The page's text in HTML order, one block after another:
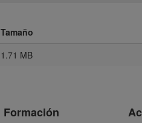
Tamaño
1.71 MB
Formación